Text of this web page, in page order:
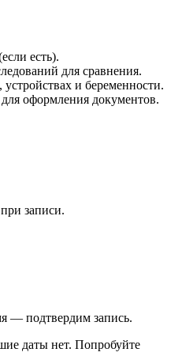
есть).
для сравнения.
и беременности.
оформления документов.
записи.
— подтвердим запись.
даты нет. Попробуйте